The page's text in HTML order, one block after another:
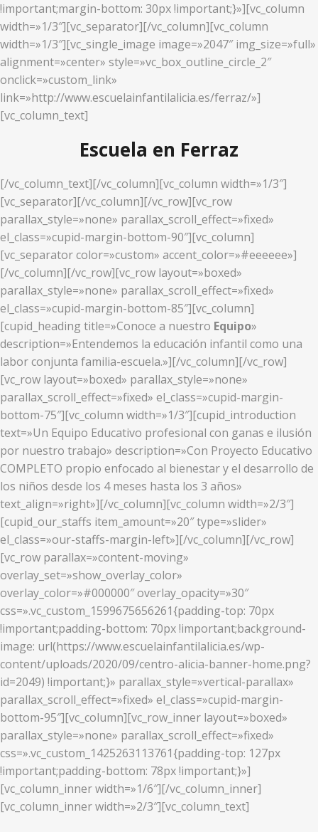
!important;margin-bottom: 30px !important;}»][vc_column
width=»1/3″][vc_separator][/vc_column][vc_column
width=»1/3″][vc_single_image image=»2047″ img_size=»full»
alignment=»center» style=»vc_box_outline_circle_2″
onclick=»custom_link»
link=»http://www.escuelainfantilalicia.es/ferraz/»]
[vc_column_text]
Escuela en Ferraz
[/vc_column_text][/vc_column][vc_column width=»1/3″]
[vc_separator][/vc_column][/vc_row][vc_row
parallax_style=»none» parallax_scroll_effect=»fixed»
el_class=»cupid-margin-bottom-90″][vc_column]
[vc_separator color=»custom» accent_color=»#eeeeee»]
[/vc_column][/vc_row][vc_row layout=»boxed»
parallax_style=»none» parallax_scroll_effect=»fixed»
el_class=»cupid-margin-bottom-85″][vc_column]
[cupid_heading title=»Conoce a nuestro Equipo»
description=»Entendemos la educación infantil como una
labor conjunta familia-escuela.»][/vc_column][/vc_row]
[vc_row layout=»boxed» parallax_style=»none»
parallax_scroll_effect=»fixed» el_class=»cupid-margin-
bottom-75″][vc_column width=»1/3″][cupid_introduction
text=»Un Equipo Educativo profesional con ganas e ilusión
por nuestro trabajo» description=»Con Proyecto Educativo
COMPLETO propio enfocado al bienestar y el desarrollo de
los niños desde los 4 meses hasta los 3 años»
text_align=»right»][/vc_column][vc_column width=»2/3″]
[cupid_our_staffs item_amount=»20″ type=»slider»
el_class=»our-staffs-margin-left»][/vc_column][/vc_row]
[vc_row parallax=»content-moving»
overlay_set=»show_overlay_color»
overlay_color=»#000000″ overlay_opacity=»30″
css=».vc_custom_1599675656261{padding-top: 70px
!important;padding-bottom: 70px !important;background-
image: url(https://www.escuelainfantilalicia.es/wp-
content/uploads/2020/09/centro-alicia-banner-home.png?
id=2049) !important;}» parallax_style=»vertical-parallax»
parallax_scroll_effect=»fixed» el_class=»cupid-margin-
bottom-95″][vc_column][vc_row_inner layout=»boxed»
parallax_style=»none» parallax_scroll_effect=»fixed»
css=».vc_custom_1425263113761{padding-top: 127px
!important;padding-bottom: 78px !important;}»]
[vc_column_inner width=»1/6″][/vc_column_inner]
[vc_column_inner width=»2/3″][vc_column_text]